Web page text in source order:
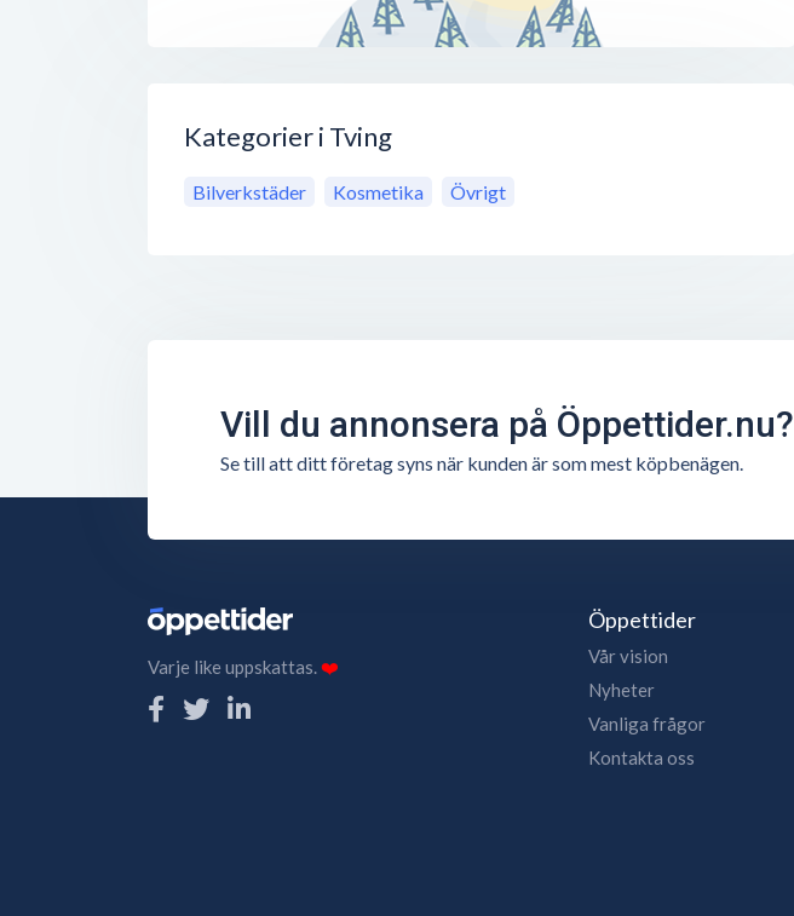
Kategorier i Tving
Bilverkstäder Kosmetika Övrigt
Vill du annonsera på Öppettider.nu?
Se till att ditt företag syns när kunden är som mest köpbenägen.
Varje like uppskattas.❤️
Öppettider
Vår vision
Nyheter
Vanliga frågor
Kontakta oss